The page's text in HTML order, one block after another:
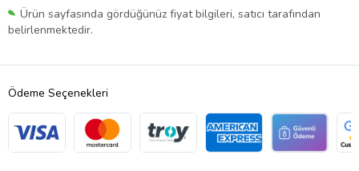
Ürün sayfasında gördüğünüz fiyat bilgileri, satıcı tarafından
belirlenmektedir.
Ödeme Seçenekleri